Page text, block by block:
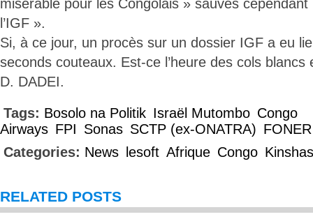
misérable pour les Congolais » sauvés
l’IGF ».
Si, à ce jour, un procès sur un dossier IGF a eu
seconds couteaux. Est-ce l’heure des cols blancs
D. DADEI.
Tags: Bosolo na Politik Israël Mutombo Congo
Airways FPI Sonas SCTP (ex-ONATRA) FONER
Categories: News lesoft Afrique Congo
RELATED POSTS